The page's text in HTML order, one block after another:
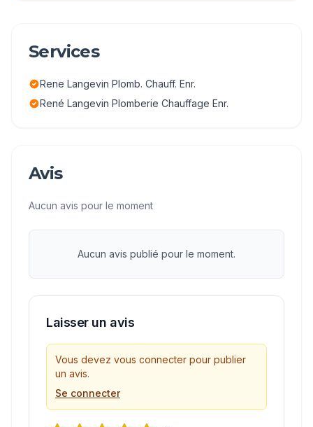
Services
Rene Langevin Plomb. Chauff. Enr.
René Langevin Plomberie Chauffage Enr.
Avis
Aucun avis pour le moment
Aucun avis publié pour le moment.
Laisser un avis
Vous devez vous connecter pour publier
un avis.
Se connecter